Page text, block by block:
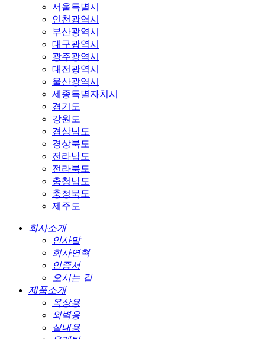
서울특별시
인천광역시
부산광역시
대구광역시
광주광역시
대전광역시
울산광역시
세종특별자치시
경기도
강원도
경상남도
경상북도
전라남도
전라북도
충청남도
충청북도
제주도
회사소개
인사말
회사연혁
인증서
오시는 길
제품소개
옥상용
외벽용
실내용